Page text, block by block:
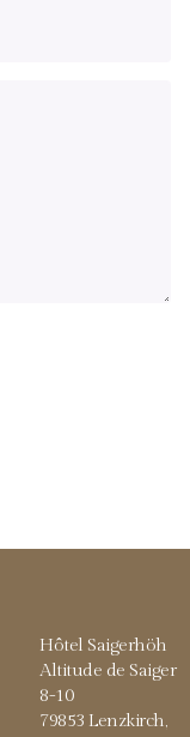
Hôtel Saigerhöh
Altitude de Saiger
8-10
79853 Lenzkirch,